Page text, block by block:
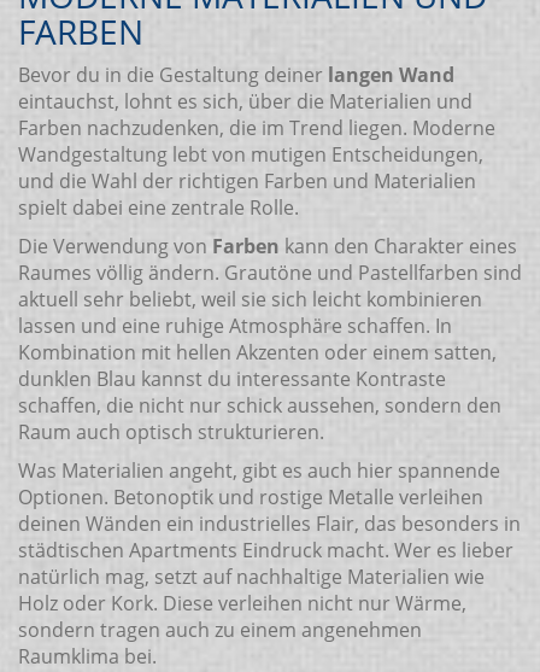
FARBEN
Bevor du in die Gestaltung deiner langen Wand
eintauchst, lohnt es sich, über die Materialien und
Farben nachzudenken, die im Trend liegen. Moderne
Wandgestaltung lebt von mutigen Entscheidungen,
und die Wahl der richtigen Farben und Materialien
spielt dabei eine zentrale Rolle.
Die Verwendung von Farben kann den Charakter eines
Raumes völlig ändern. Grautöne und Pastellfarben sind
aktuell sehr beliebt, weil sie sich leicht kombinieren
lassen und eine ruhige Atmosphäre schaffen. In
Kombination mit hellen Akzenten oder einem satten,
dunklen Blau kannst du interessante Kontraste
schaffen, die nicht nur schick aussehen, sondern den
Raum auch optisch strukturieren.
Was Materialien angeht, gibt es auch hier spannende
Optionen. Betonoptik und rostige Metalle verleihen
deinen Wänden ein industrielles Flair, das besonders in
städtischen Apartments Eindruck macht. Wer es lieber
natürlich mag, setzt auf nachhaltige Materialien wie
Holz oder Kork. Diese verleihen nicht nur Wärme,
sondern tragen auch zu einem angenehmen
Raumklima bei.